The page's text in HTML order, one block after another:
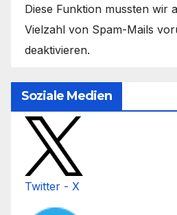
Diese Funktion mussten wir
Vielzahl von Spam-Mails
deaktivieren.
Soziale Medien
Twitter - X